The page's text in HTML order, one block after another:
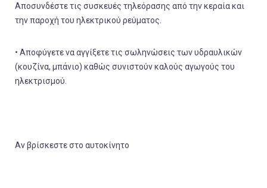
Αποσυνδέστε τις συσκευές τηλεόρασης από την κεραία και
την παροχή του ηλεκτρικού ρεύματος.
• Αποφύγετε να αγγίξετε τις σωληνώσεις των υδραυλικών
(κουζίνα, μπάνιο) καθώς συνιστούν καλούς αγωγούς του
ηλεκτρισμού.
Αν βρίσκεστε στο αυτοκίνητο